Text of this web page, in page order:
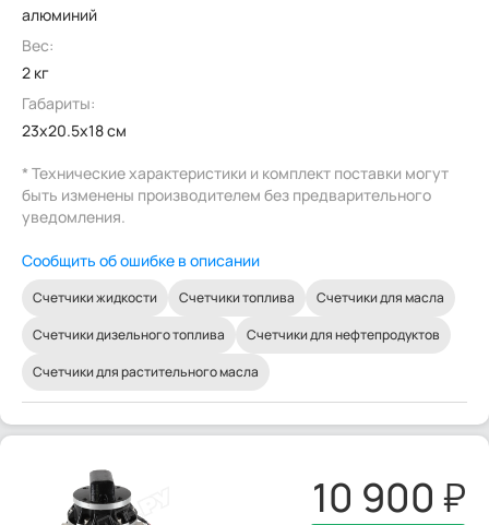
алюминий
Вес:
2 кг
Габариты:
23x20.5x18 см
* Технические характеристики и комплект поставки могут
быть изменены производителем без предварительного
уведомления.
Сообщить об ошибке в описании
Счетчики жидкости Счетчики топлива
Счетчики для масла
Счетчики дизельного топлива
Счетчики для нефтепродуктов
Счетчики для растительного масла
10 900